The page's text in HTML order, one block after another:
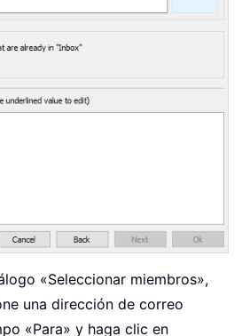
«Seleccionar miembros»,
una dirección de correo
«Para» y haga clic en